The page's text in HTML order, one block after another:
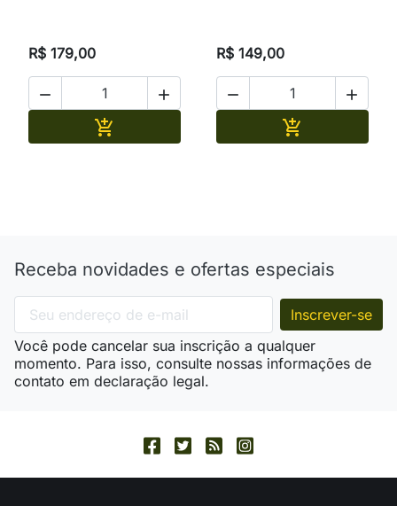
R$ 179,00
 

R$ 149,00
 

Receba novidades e ofertas especiais
Você pode cancelar sua inscrição a qualquer
momento. Para isso, consulte nossas informações de
contato em declaração legal.